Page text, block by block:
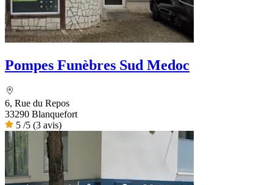
Pompes Funèbres Sud Medoc
6, Rue du Repos
33290 Blanquefort
5 /5 (3 avis)